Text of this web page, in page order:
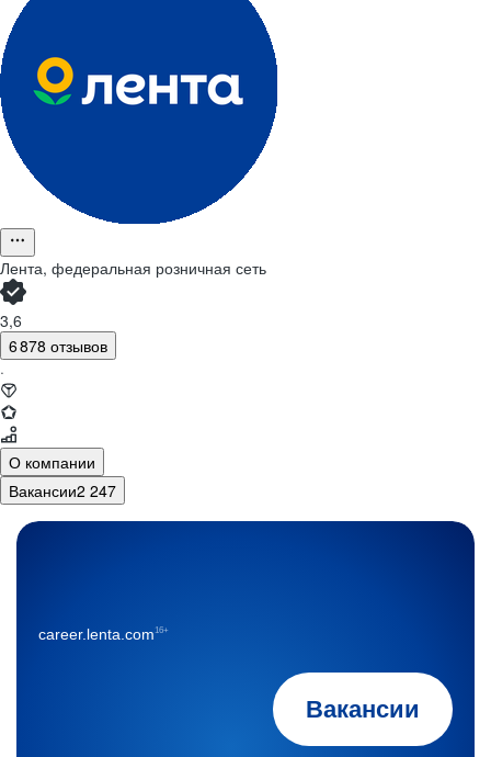
Лента, федеральная розничная сеть
3,6
6 878 отзывов
·
О компании
Вакансии2 247
Вакансии
career.lenta.com16+